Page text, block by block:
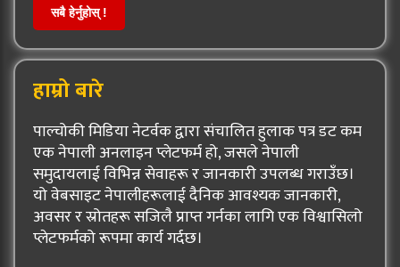
सबै हेर्नुहोस् !
हाम्रो बारे
पाल्चोकी मिडिया नेटर्वक द्वारा संचालित हुलाक पत्र डट कम
एक नेपाली अनलाइन प्लेटफर्म हो, जसले नेपाली
समुदायलाई विभिन्न सेवाहरू र जानकारी उपलब्ध गराउँछ।
यो वेबसाइट नेपालीहरूलाई दैनिक आवश्यक जानकारी,
अवसर र स्रोतहरू सजिलै प्राप्त गर्नका लागि एक विश्वासिलो
प्लेटफर्मको रूपमा कार्य गर्दछ।